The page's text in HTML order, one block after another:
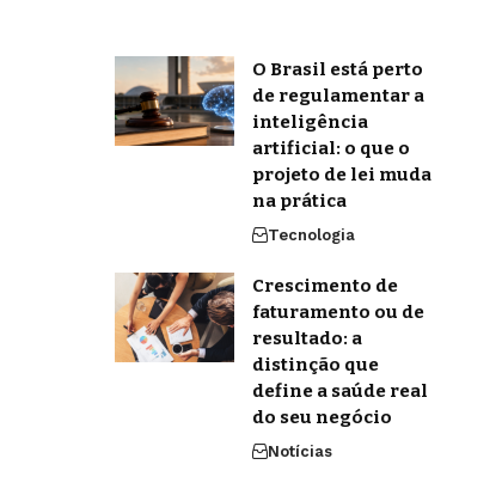
O Brasil está perto
de regulamentar a
inteligência
artificial: o que o
projeto de lei muda
na prática
Tecnologia
Crescimento de
faturamento ou de
resultado: a
distinção que
define a saúde real
do seu negócio
Notícias